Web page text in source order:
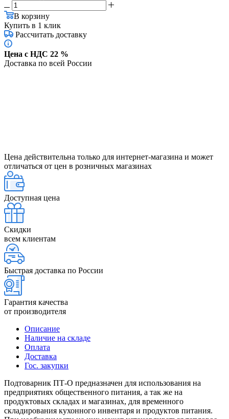
В корзину
Купить в 1 клик
Рассчитать доставку
Цена с НДС 22 %
Доставка по всей России
Цена действительна только для интернет-магазина и может
отличаться от цен в розничных магазинах
Доступная цена
Скидки
всем клиентам
Быстрая доставка по России
Гарантия качества
от производителя
Описание
Наличие на складе
Оплата
Доставка
Гос. закупки
Подтоварник ПТ-О предназначен для использования на
предприятиях общественного питания, а так же на
продуктовых складах и магазинах, для временного
складирования кухонного инвентаря и продуктов питания.